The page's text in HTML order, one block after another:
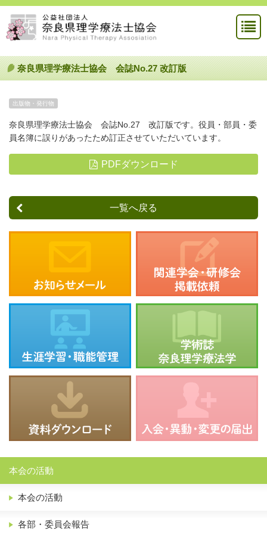
奈良県理学療法士協会 会誌No.27 改訂版
出版物・発行物
奈良県理学療法士協会 会誌No.27 改訂版です。 役員・部員・委
員名簿に誤りがあったため訂正させていただいています。
PDFダウンロード
一覧へ戻る
本会の活動
本会の活動
各部・委員会報告